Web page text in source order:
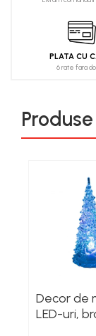
PLATA CU
6 rate fara
Decor de
LED-uri,